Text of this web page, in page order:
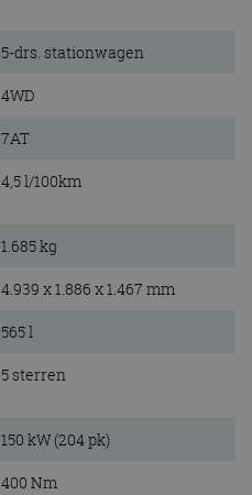
5-drs. stationwagen
4WD
7AT
4,5 l/100km
1.685 kg
4.939 x 1.886 x 1.467 mm
565 l
5 sterren
150 kW (204 pk)
400 Nm